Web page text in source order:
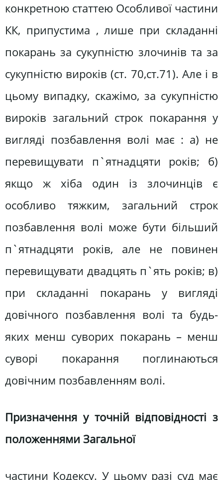
конкретною статтею Особливої частини
КК, припустима , лише при складанні
покарань за сукупністю злочинів та за
сукупністю вироків (ст. 70,ст.71). Але і в
цьому випадку, скажімо, за сукупністю
вироків загальний строк покарання у
вигляді позбавлення волі має : а) не
перевищувати п`ятнадцяти років; б)
якщо ж хіба один із злочинців є
особливо тяжким, загальний строк
позбавлення волі може бути більший
п`ятнадцяти років, але не повинен
перевищувати двадцять п`ять років; в)
при складанні покарань у вигляді
довічного позбавлення волі та будь-
яких менш суворих покарань – менш
суворі покарання поглинаються
довічним позбавленням волі.
Призначення у точній відповідності з
положеннями Загальної
частини Кодексу. У цьому разі суд має